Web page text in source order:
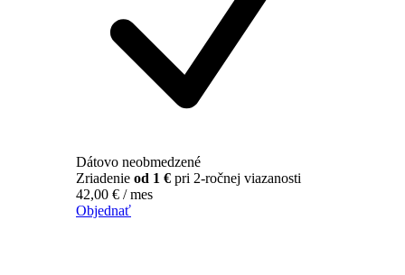
Dátovo neobmedzené
Zriadenie od 1 € pri 2-ročnej viazanosti
42,00 € / mes
Objednať